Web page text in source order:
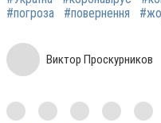
#погроза
#повернення
Виктор Проскурников